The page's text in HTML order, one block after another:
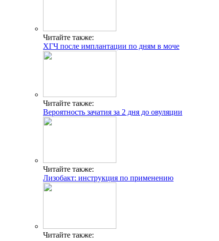
Читайте также:
ХГЧ после имплантации по дням в моче
Читайте также:
Вероятность зачатия за 2 дня до овуляции
Читайте также:
Лизобакт: инструкция по применению
Читайте также: